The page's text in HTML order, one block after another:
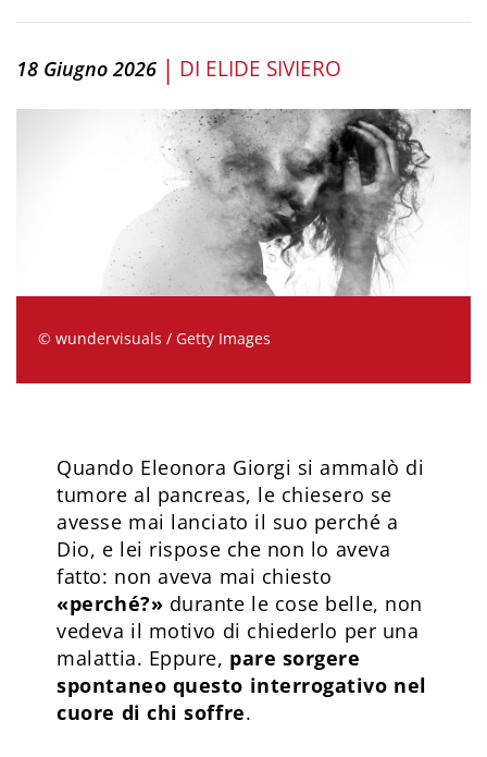
18 Giugno 2026 | DI ELIDE SIVIERO
© wundervisuals / Getty Images
Quando Eleonora Giorgi si ammalò di
tumore al pancreas, le chiesero se
avesse mai lanciato il suo perché a
Dio, e lei rispose che non lo aveva
fatto: non aveva mai chiesto
«perché?» durante le cose belle, non
vedeva il motivo di chiederlo per una
malattia. Eppure, pare sorgere
spontaneo questo interrogativo nel
cuore di chi soffre.